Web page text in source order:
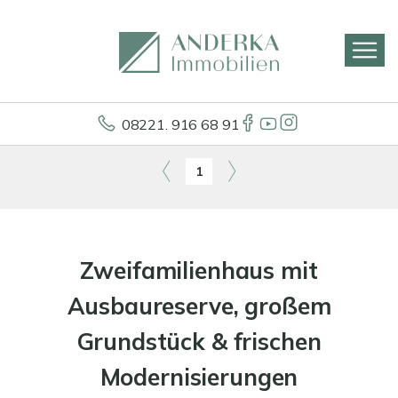
08221. 916 68 91
1
Zweifamilienhaus mit
Ausbaureserve, großem
Grundstück & frischen
Modernisierungen